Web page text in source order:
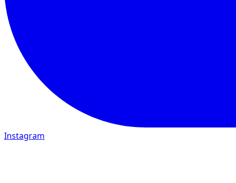
Instagram